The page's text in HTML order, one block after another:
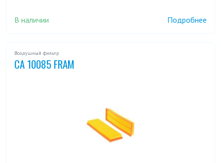
В наличии Подробнее
Воздушный фильтр
CA 10085 FRAM